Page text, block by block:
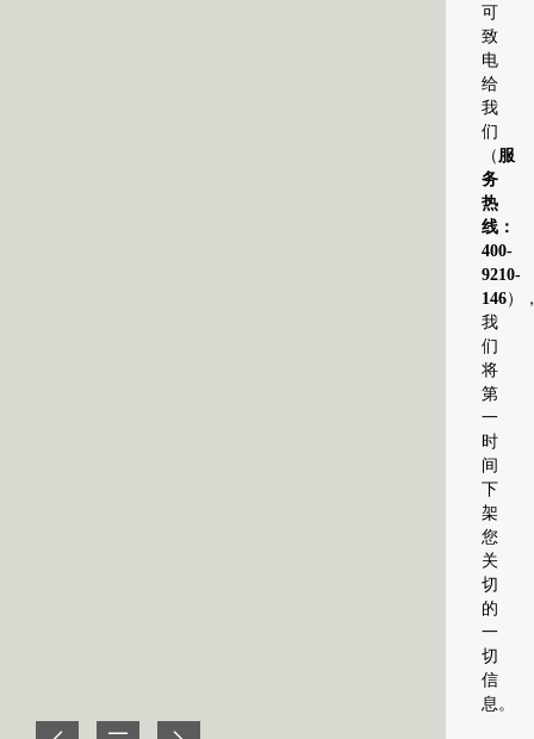
可
致
电
给
我
们
（ 服
务
热
线：
400-
9210-
146）
我
们
将
第
一
时
间
下
架
您
关
切
的
一
切
信
息。